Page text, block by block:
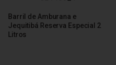
Barril de Amburana e
Jequitibá Reserva Especial 2
Litros